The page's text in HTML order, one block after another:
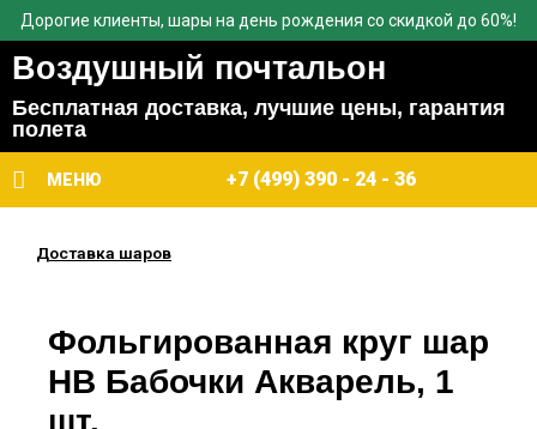
Дорогие клиенты, шары на день рождения со скидкой до 60%!
Воздушный почтальон
Бесплатная доставка, лучшие цены, гарантия
полета
МЕНЮ +7 (499) 390 - 24 - 36
Доставка шаров
Фольгированная круг шар
HB Бабочки Акварель, 1
шт.